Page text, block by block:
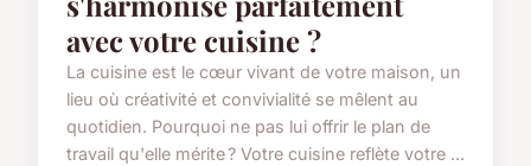
avec votre cuisine ?
La cuisine est le cœur vivant de votre maison, un
lieu où créativité et convivialité se mêlent au
quotidien. Pourquoi ne pas lui offrir le plan de
travail qu'elle mérite ? Votre cuisine reflète votre ...